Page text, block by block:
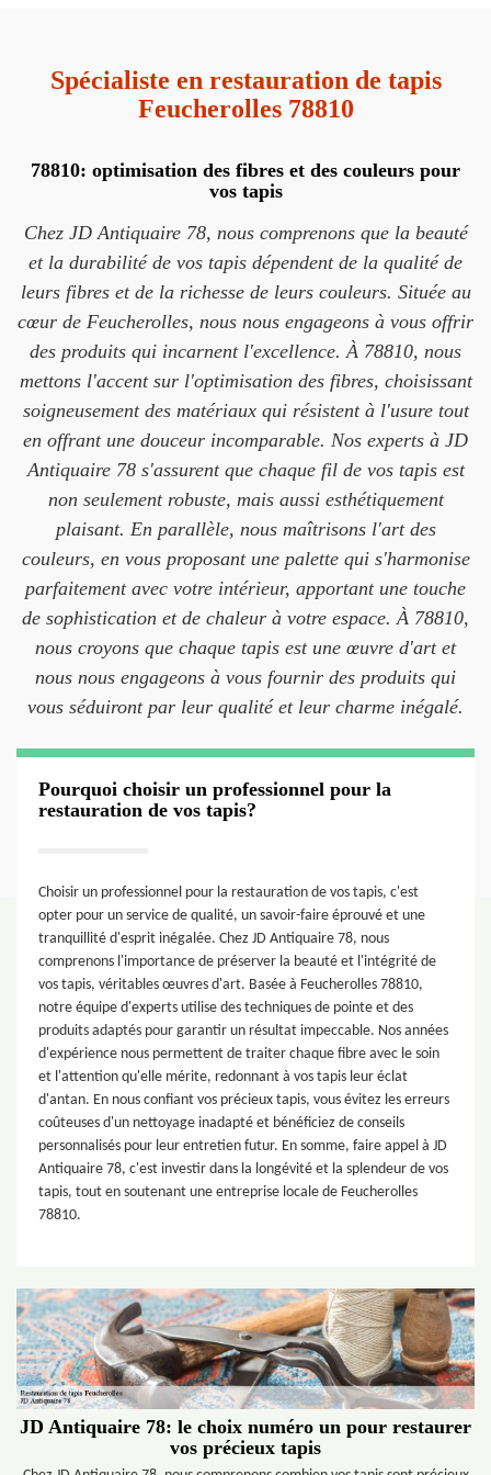
Spécialiste en restauration de tapis
Feucherolles 78810
78810: optimisation des fibres et des couleurs pour
vos tapis
Chez JD Antiquaire 78, nous comprenons que la beauté
et la durabilité de vos tapis dépendent de la qualité de
leurs fibres et de la richesse de leurs couleurs. Située au
cœur de Feucherolles, nous nous engageons à vous offrir
des produits qui incarnent l'excellence. À 78810, nous
mettons l'accent sur l'optimisation des fibres, choisissant
soigneusement des matériaux qui résistent à l'usure tout
en offrant une douceur incomparable. Nos experts à JD
Antiquaire 78 s'assurent que chaque fil de vos tapis est
non seulement robuste, mais aussi esthétiquement
plaisant. En parallèle, nous maîtrisons l'art des
couleurs, en vous proposant une palette qui s'harmonise
parfaitement avec votre intérieur, apportant une touche
de sophistication et de chaleur à votre espace. À 78810,
nous croyons que chaque tapis est une œuvre d'art et
nous nous engageons à vous fournir des produits qui
vous séduiront par leur qualité et leur charme inégalé.
Pourquoi choisir un professionnel pour la
restauration de vos tapis?
Choisir un professionnel pour la restauration de vos tapis, c'est
opter pour un service de qualité, un savoir-faire éprouvé et une
tranquillité d'esprit inégalée. Chez JD Antiquaire 78, nous
comprenons l'importance de préserver la beauté et l'intégrité de
vos tapis, véritables œuvres d'art. Basée à Feucherolles 78810,
notre équipe d'experts utilise des techniques de pointe et des
produits adaptés pour garantir un résultat impeccable. Nos années
d'expérience nous permettent de traiter chaque fibre avec le soin
et l'attention qu'elle mérite, redonnant à vos tapis leur éclat
d'antan. En nous confiant vos précieux tapis, vous évitez les erreurs
coûteuses d'un nettoyage inadapté et bénéficiez de conseils
personnalisés pour leur entretien futur. En somme, faire appel à JD
Antiquaire 78, c'est investir dans la longévité et la splendeur de vos
tapis, tout en soutenant une entreprise locale de Feucherolles
78810.
JD Antiquaire 78: le choix numéro un pour restaurer
vos précieux tapis